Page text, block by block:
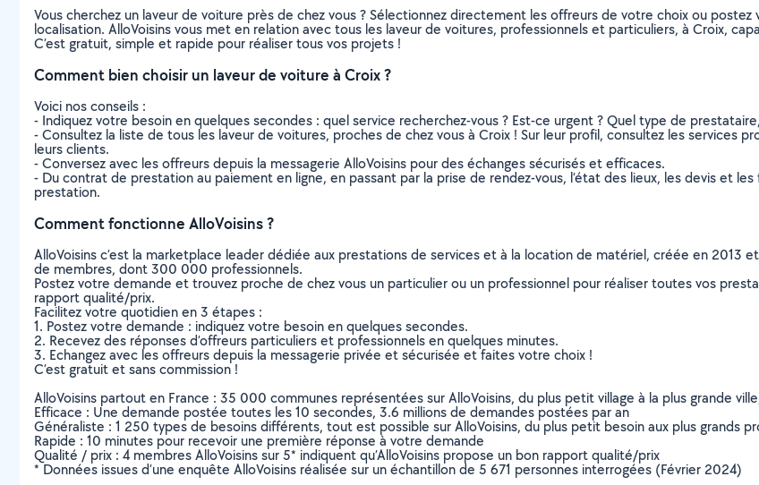
Vous cherchez un laveur de voiture près de chez vous ? Sélectionnez directement les offreurs de votre choix ou
localisation. AlloVoisins vous met en relation avec tous les laveur de voitures, professionnels et particuliers, à Croix,
C’est gratuit, simple et rapide pour réaliser tous vos projets !
Comment bien choisir un laveur de voiture à Croix ?
Voici nos conseils :
- Indiquez votre besoin en quelques secondes : quel service recherchez-vous ? Est-ce urgent ? Quel type de
- Consultez la liste de tous les laveur de voitures, proches de chez vous à Croix ! Sur leur profil, consultez les services
leurs clients.
- Conversez avec les offreurs depuis la messagerie AlloVoisins pour des échanges sécurisés et efficaces.
- Du contrat de prestation au paiement en ligne, en passant par la prise de rendez-vous, l’état des lieux, les devis et
prestation.
Comment fonctionne AlloVoisins ?
AlloVoisins c’est la marketplace leader dédiée aux prestations de services et à la location de matériel, créée en 2013
de membres, dont 300 000 professionnels.
Postez votre demande et trouvez proche de chez vous un particulier ou un professionnel pour réaliser toutes vos
rapport qualité/prix.
Facilitez votre quotidien en 3 étapes :
1. Postez votre demande : indiquez votre besoin en quelques secondes.
2. Recevez des réponses d’offreurs particuliers et professionnels en quelques minutes.
3. Echangez avec les offreurs depuis la messagerie privée et sécurisée et faites votre choix !
C’est gratuit et sans commission !
AlloVoisins partout en France : 35 000 communes représentées sur AlloVoisins, du plus petit village à la plus grande
Efficace : Une demande postée toutes les 10 secondes, 3.6 millions de demandes postées par an
Généraliste : 1 250 types de besoins différents, tout est possible sur AlloVoisins, du plus petit besoin aux plus grands
Rapide : 10 minutes pour recevoir une première réponse à votre demande
Qualité / prix : 4 membres AlloVoisins sur 5* indiquent qu’AlloVoisins propose un bon rapport qualité/prix
* Données issues d’une enquête AlloVoisins réalisée sur un échantillon de 5 671 personnes interrogées (Février 2024)